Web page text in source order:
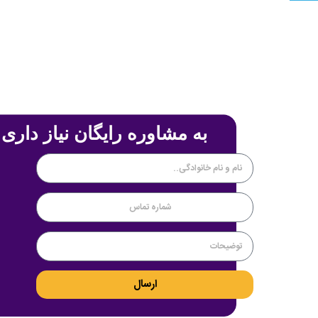
به مشاوره رایگان نیاز
ارسال